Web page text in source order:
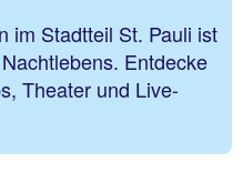
im Stadtteil St. Pauli ist
Entdecke
Theater und Live-